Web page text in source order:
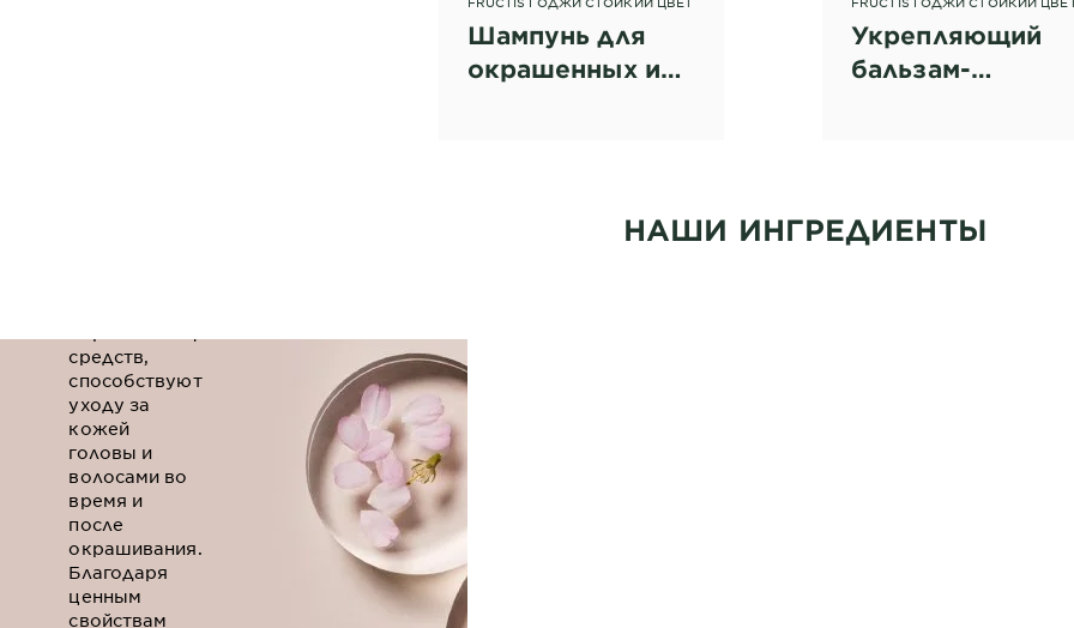
Шампунь для
окрашенных или
Укрепляющий
бальзам-
НАШИ ИНГРЕДИЕНТЫ
средств,
способствуют
уходу за
кожей
головы и
волосами во
время и
после
окрашивания.
Благодаря
ценным
свойствам